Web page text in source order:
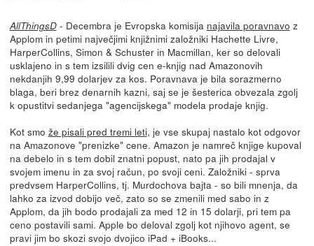
AllThingsD- Decembra je Evropska komisija najavila poravnavo z
Applom in petimi največjimi knjižnimi založniki Hachette Livre,
HarperCollins, Simon & Schuster in Macmillan, ker so delovali
usklajeno in s tem izsilili dvig cen e-knjig nad Amazonovih
nekdanjih 9,99 dolarjev za kos. Poravnava je bila sorazmerno
blaga, beri brez denarnih kazni, saj se je šesterica obvezala zgolj
k opustitvi sedanjega "agencijskega" modela prodaje knjig.
Kot smo že pisali pred tremi leti, je vse skupaj nastalo kot odgovor
na Amazonove "prenizke" cene. Amazon je namreč knjige kupoval
na debelo in s tem dobil znatni popust, nato pa jih prodajal v
svojem imenu in za svoj račun, po svoji ceni. Založniki - sprva
predvsem HarperCollins, tj. Murdochova bajta - so bili mnenja, da
lahko za izvod dobijo več, zato so se zmenili med sabo in z
Applom, da jih bodo prodajali za med 12 in 15 dolarji, pri tem pa
ceno postavili sami. Apple bo deloval zgolj kot njihovo agent, se
pravi jim bo skozi svojo dvojico iPad + iBooks...